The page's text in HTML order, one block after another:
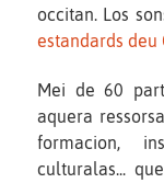
occitan. Los
estandards deu
Mei de 60
aquera
formacion,
culturalas...